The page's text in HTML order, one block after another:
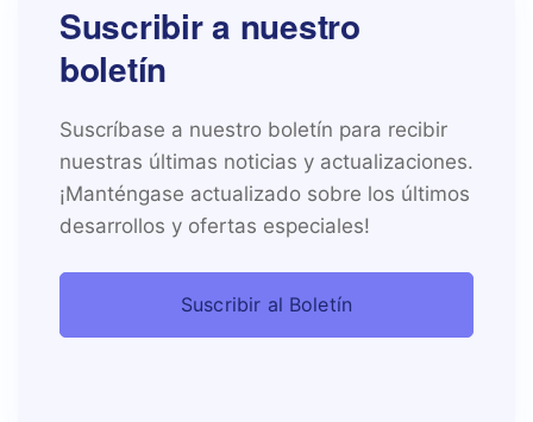
Suscribir a nuestro
boletín
Suscríbase a nuestro boletín para recibir
nuestras últimas noticias y actualizaciones.
¡Manténgase actualizado sobre los últimos
desarrollos y ofertas especiales!